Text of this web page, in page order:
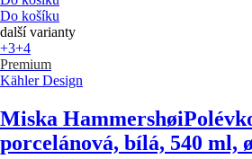
Do košíku
další varianty
+3+4
Premium
Kähler Design
Miska Hammershøi
porcelánová, bílá, 540 ml,